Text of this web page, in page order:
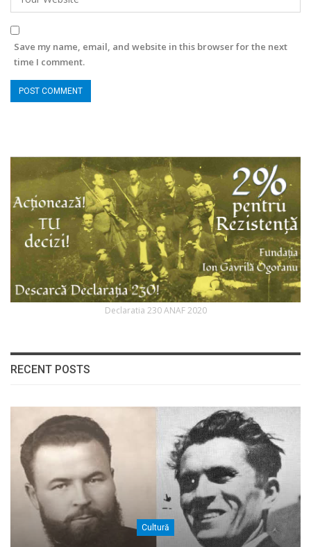
Save my name, email, and website in this browser for the next
time I comment.
Declaratia 230 ANAF 2020
RECENT POSTS
Cultură